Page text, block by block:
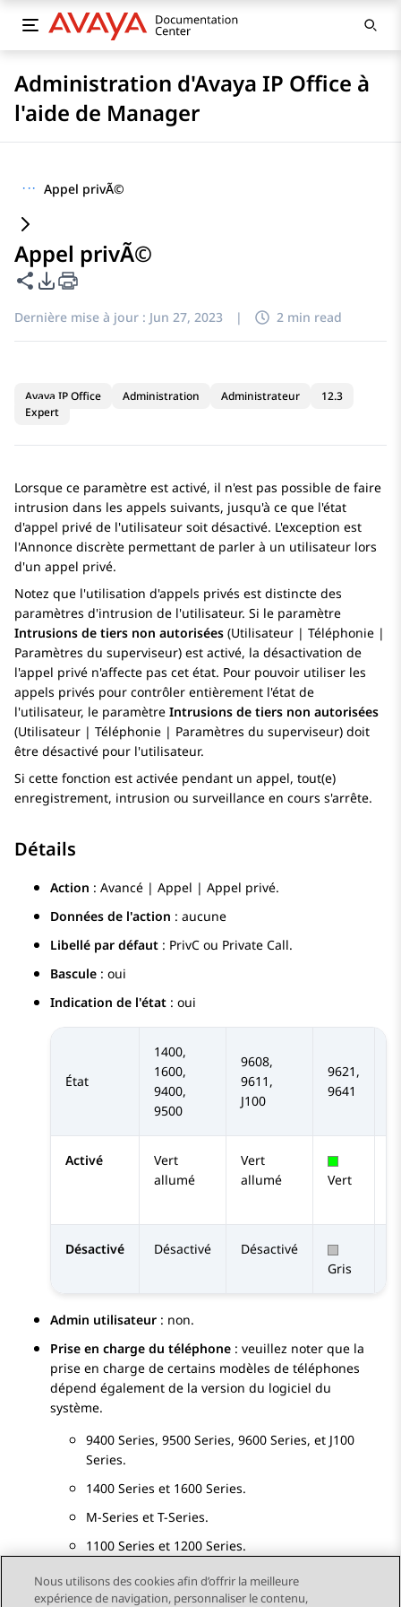
Administration d'Avaya IP Office à
l'aide de Manager
··· Appel privÃ©
Appel privÃ©
Partager cette page
Options d'exportation PDF
Dernière mise à jour : Jun 27, 2023 | 2 min read
Avaya IP Office Administration Administrateur
12.3
Expert
Lorsque ce paramètre est activé, il n'est pas possible de faire
intrusion dans les appels suivants, jusqu'à ce que l'état
d'appel privé de l'utilisateur soit désactivé. L'exception est
l'Annonce discrète permettant de parler à un utilisateur lors
d'un appel privé.
Notez que l'utilisation d'appels privés est distincte des
paramètres d'intrusion de l'utilisateur. Si le paramètre
Intrusions de tiers non autorisées (Utilisateur | Téléphonie |
Paramètres du superviseur) est activé, la désactivation de
l'appel privé n'affecte pas cet état. Pour pouvoir utiliser les
appels privés pour contrôler entièrement l'état de
l'utilisateur, le paramètre Intrusions de tiers non autorisées
(Utilisateur | Téléphonie | Paramètres du superviseur) doit
être désactivé pour l'utilisateur.
Si cette fonction est activée pendant un appel, tout(e)
enregistrement, intrusion ou surveillance en cours s'arrête.
Détails
Action : Avancé | Appel | Appel privé.
Données de l'action : aucune
Libellé par défaut : PrivC ou Private Call.
Bascule : oui
Indication de l'état : oui
État
1400,
1600,
9400,
9500
9608,
9611,
J100
9621,
9641
Activé
Vert
allumé
Vert
allumé
Vert
Désactivé Désactivé
Désactivé
Gris
Admin utilisateur : non.
Prise en charge du téléphone : veuillez noter que la
prise en charge de certains modèles de téléphones
dépend également de la version du logiciel du
système.
9400 Series, 9500 Series, 9600 Series, et J100
Series.
1400 Series et 1600 Series.
M-Series et T-Series.
1100 Series et 1200 Series.
Nous utilisons des cookies afin d’offrir la meilleure
expérience de navigation, personnaliser le contenu,